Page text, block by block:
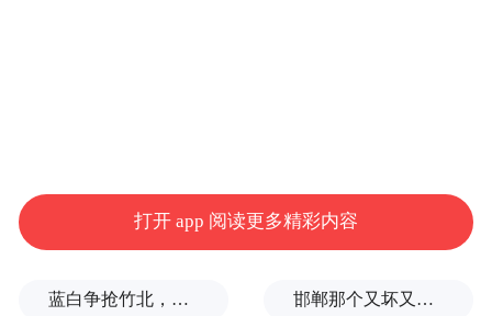
打开 app 阅读更多精彩内容
蓝白争抢竹北，整合卡关！黄国昌：相信郑丽文会守诺 邯郸那个又坏又蠢的执行局长，只是积怨已久的冰山一角